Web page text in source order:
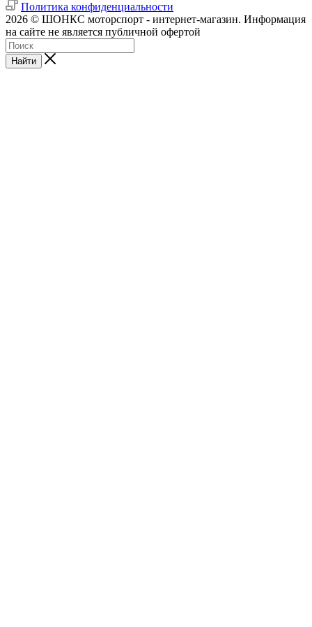
Политика конфиденциальности
2026 © ШОНКС моторспорт - интернет-магазин. Информация
на сайте не является публичной офертой
Найти